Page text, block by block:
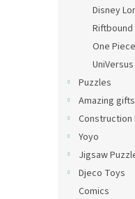
Disney
Riftbound
One Piece
UniVersus
Puzzles
Amazing gifts
Construction
Yoyo
Jigsaw
Djeco Toys
Comics